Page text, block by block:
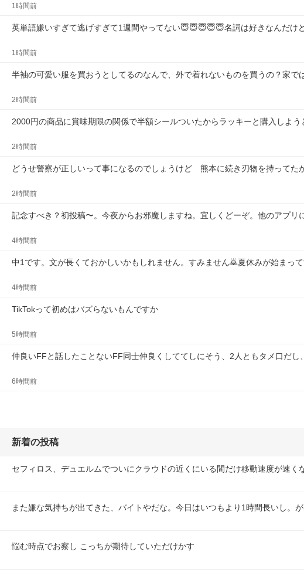
1時間前
英単語嫌いすぎて逃げすぎて1週間やってない😇😇😇😇😇名詞は好きなんだけ
1時間前
半袖の可愛い服を買おうとしてるのなんで、外で着れないものを買うの？家で
2時間前
2000円の商品に賞味期限の関係で半額シールついたからラッキーと購入しよう
2時間前
どうせ警察が正しいって事になるのでしょうけど　熊本に続き刃物を持ってた
2時間前
記念すべき？初投稿〜。今夜からお邪魔しますね。宜しくどーぞ。他のアプリ
4時間前
中1です。文が長くておかしいかもしれません。すみません🙇夏休みが始まっ
4時間前
TikTokって初めはバズらないもんですか
5時間前
仲良いFFと話したことないFF同士仲良くしててしにそう、2人ともタメ口だし
6時間前
新着の投稿
セフィロス、デュエルムでついにクラウドの近くにいる間だけ移動速度が速く
また嫌な気持ちが出てきた、バイトやだな。今日はいつもより1時間長いし。
悩む時点でお察し こっちが期待していただけかす